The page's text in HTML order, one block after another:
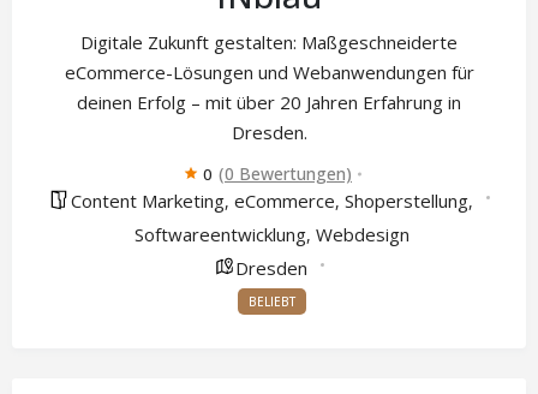
Digitale Zukunft gestalten: Maßgeschneiderte
eCommerce-Lösungen und Webanwendungen für
deinen Erfolg – mit über 20 Jahren Erfahrung in
Dresden.
0 (0 Bewertungen)
Content Marketing, eCommerce, Shoperstellung,
Softwareentwicklung, Webdesign
Dresden
BELIEBT